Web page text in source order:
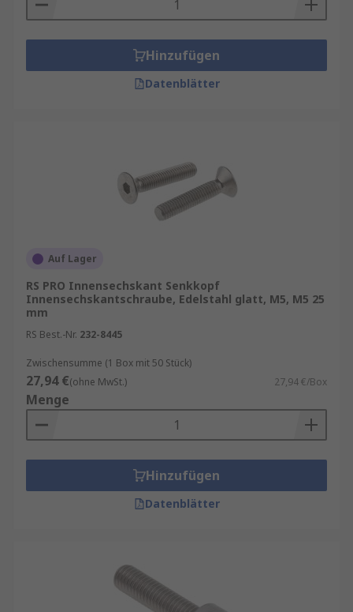
Hinzufügen
Datenblätter
Auf Lager
RS PRO Innensechskant Senkkopf
Innensechskantschraube, Edelstahl glatt, M5, M5 25
mm
RS Best.-Nr. 232-8445
Zwischensumme (1 Box mit 50 Stück)
27,94 €(ohne MwSt.) 27,94 €/Box
Menge
Hinzufügen
Datenblätter